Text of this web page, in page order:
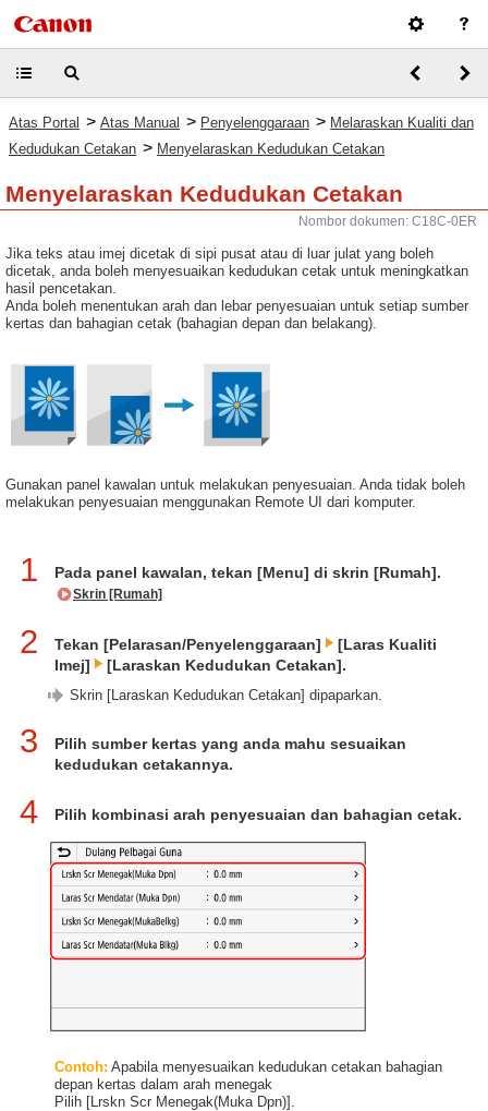
Atas Portal > Atas Manual > Penyelenggaraan > Melaraskan Kualiti dan
Kedudukan Cetakan > Menyelaraskan Kedudukan Cetakan
Menyelaraskan Kedudukan Cetakan
Nombor dokumen: C18C-0ER
Jika teks atau imej dicetak di sipi pusat atau di luar julat yang boleh
dicetak, anda boleh menyesuaikan kedudukan cetak untuk meningkatkan
hasil pencetakan.
Anda boleh menentukan arah dan lebar penyesuaian untuk setiap sumber
kertas dan bahagian cetak (bahagian depan dan belakang).
Gunakan panel kawalan untuk melakukan penyesuaian. Anda tidak boleh
melakukan penyesuaian menggunakan Remote UI dari komputer.
1 Pada panel kawalan, tekan [Menu] di skrin [Rumah].
Skrin [Rumah]
2 Tekan [Pelarasan/Penyelenggaraan]
[Laras Kualiti
Imej]
[Laraskan Kedudukan Cetakan].
Skrin [Laraskan Kedudukan Cetakan] dipaparkan.
3
Pilih sumber kertas yang anda mahu sesuaikan
kedudukan cetakannya.
4 Pilih kombinasi arah penyesuaian dan bahagian cetak.
Contoh: Apabila menyesuaikan kedudukan cetakan bahagian
depan kertas dalam arah menegak
Pilih [Lrskn Scr Menegak(Muka Dpn)].